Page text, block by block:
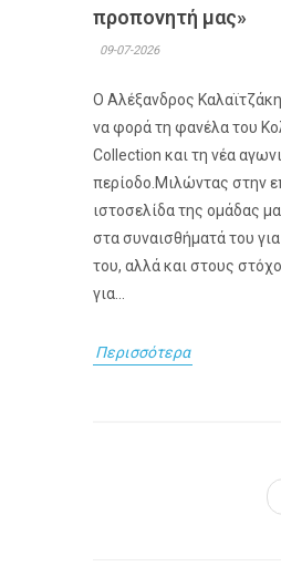
προπονητή μας»
09-07-2026
Ο Αλέξανδρος
να φορά τη φανέλα του
Collection και τη νέα
περίοδο.Μιλώντας στην
ιστοσελίδα της ομάδας
στα συναισθήματά του
του, αλλά και στους
για...
Περισσότερα